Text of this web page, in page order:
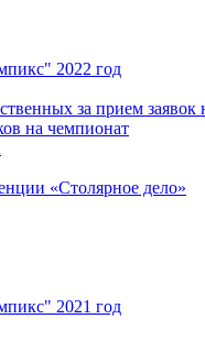
2022 год
за прием заявок
на чемпионат
«Столярное дело»
2021 год